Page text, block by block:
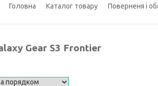
Головна Каталог товару Поверненя і
Gear S3 Frontier